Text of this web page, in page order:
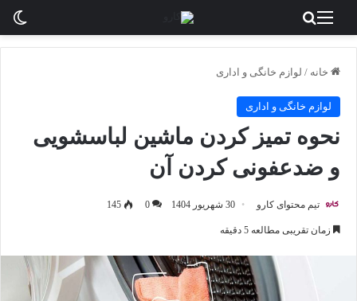
منو
خانه / لوازم خانگی و اداری
لوازم خانگی و اداری
نحوه تمیز کردن ماشین لباسشویی
و ضدعفونی کردن آن
تیم محتوای کارو 30 شهریور 1404 0
145
زمان تقریبی مطالعه 5 دقیقه